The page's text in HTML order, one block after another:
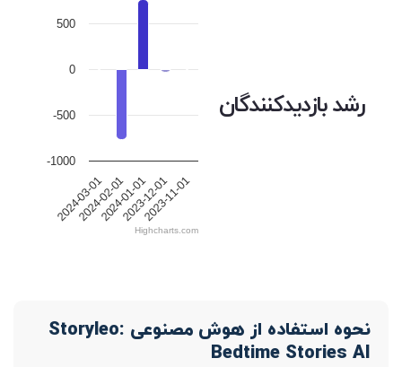
رشد بازدیدکنندگان
2024-03-01
2024-02-01
2024-01-01
2023-12-01
2023-11-01
-1000
-500
0
500
Highcharts.com
نحوه استفاده از هوش مصنوعی Storyleo:
Bedtime Stories AI